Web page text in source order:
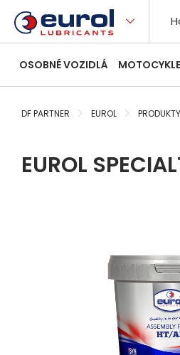
OSOBNÉ VOZIDLÁ MOTOCYKLE
DF PARTNER EUROL PRODUKTY
EUROL